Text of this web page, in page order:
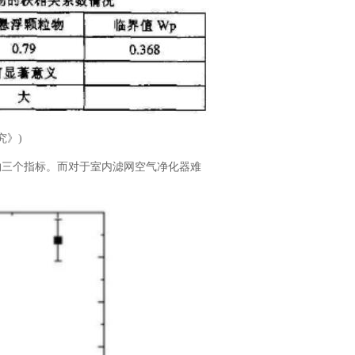
》)
指标。而对于室内滤网空气净化器难